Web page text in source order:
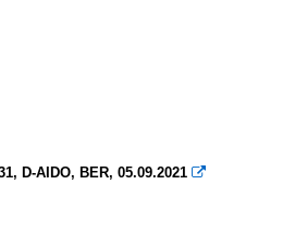
D-AIDO, BER, 05.09.2021 